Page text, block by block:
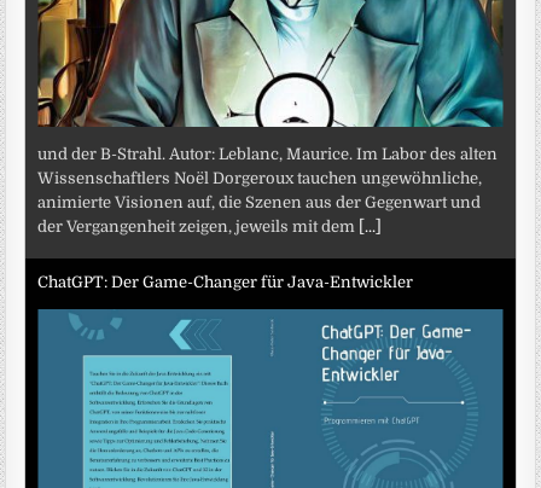
und der B-Strahl. Autor: Leblanc, Maurice. Im Labor des alten
Wissenschaftlers Noël Dorgeroux tauchen ungewöhnliche,
animierte Visionen auf, die Szenen aus der Gegenwart und
der Vergangenheit zeigen, jeweils mit dem
[...]
ChatGPT: Der Game-Changer für Java-Entwickler